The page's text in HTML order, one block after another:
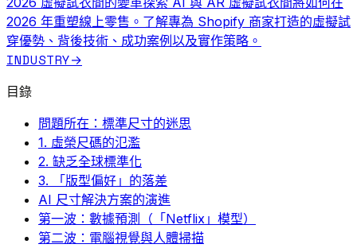
2026 年重塑線上零售。了解專為 Shopify 商家打造的虛擬試
穿優勢、背後技術、成功案例以及實作策略。
INDUSTRY→
目錄
問題所在：標準尺寸的迷思
1. 虛榮尺碼的氾濫
2. 缺乏全球標準化
3. 「版型偏好」的落差
AI 尺寸解決方案的演進
第一波：數據預測（「Netflix」模型）
第二波：電腦視覺與人體掃描